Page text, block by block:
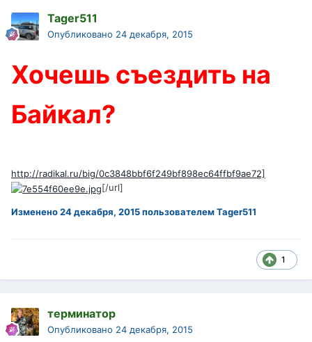
Tager511
Опубликовано 24 декабря, 2015
Хочешь съездить на
Байкал?
http://radikal.ru/big/0c3848bbf6f249bf898ec64ffbf9ae72]
[/url]
Изменено24 декабря, 2015пользователем Tager511
1
терминатор
Опубликовано 24 декабря, 2015